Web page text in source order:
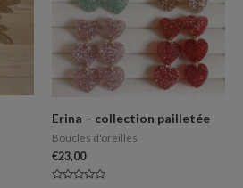
Erina – collection pailletée
Boucles d'oreilles
€23,00